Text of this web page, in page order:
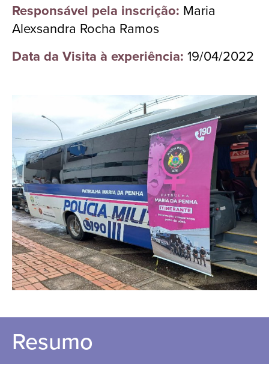
Responsável pela inscrição: Maria
Alexsandra Rocha Ramos
Data da Visita à experiência: 19/04/2022
Resumo